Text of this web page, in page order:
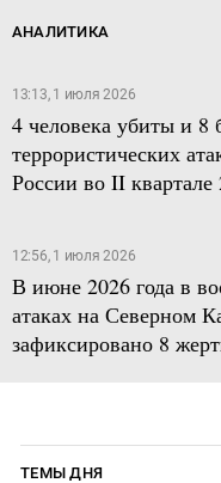
АНАЛИТИКА
13:13, 1 июля 2026
4 человека убиты и
террористических
России во II квартале
12:56, 1 июля 2026
В июне 2026 года в
атаках на Северном
зафиксировано 8
ТЕМЫ ДНЯ